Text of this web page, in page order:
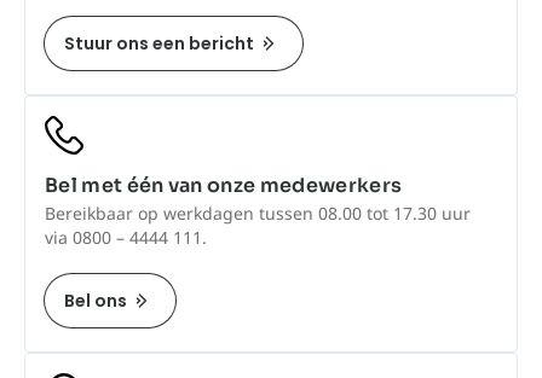
Stuur ons een bericht
Bel met één van onze medewerkers
Bereikbaar op werkdagen tussen 08.00 tot 17.30 uur
via 0800 – 4444 111.
Bel ons